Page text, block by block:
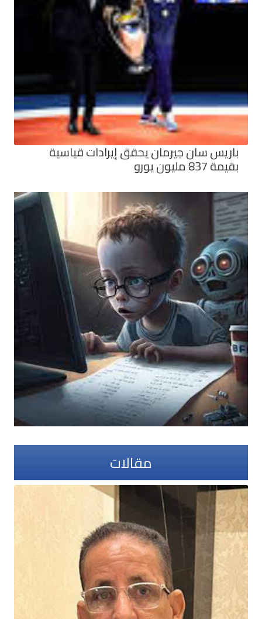
باريس سان جيرمان يحقق إيرادات قياسية
بقيمة 837 مليون يورو
مقالات